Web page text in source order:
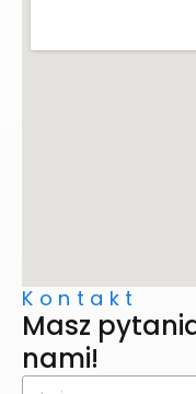
Kontakt
Masz
nami!